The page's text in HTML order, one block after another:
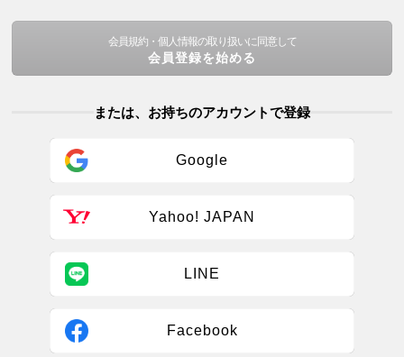
会員規約・個人情報の取り扱いに同意して
会員登録を始める
または、お持ちのアカウントで登録
Google
Yahoo! JAPAN
LINE
Facebook